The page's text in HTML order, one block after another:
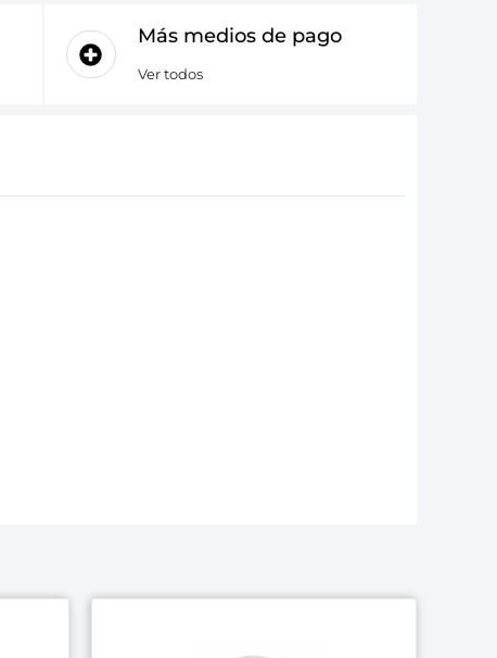
Más medios de pago
Ver todos